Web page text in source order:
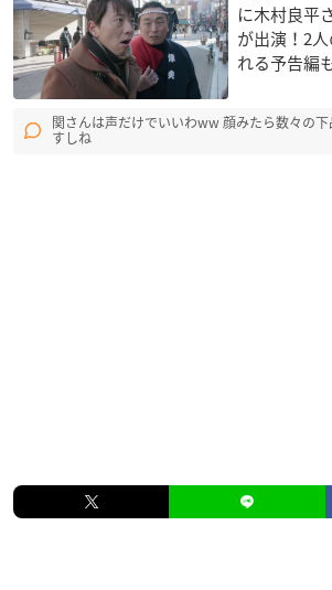
に木村良平
が出演！2
れる予告編
関さんは声だけでいいわww 顔みたら数々の
すしね